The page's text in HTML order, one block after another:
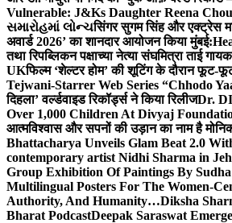
Vulnerable: J&Ks Daughter Reena
સમારોહમાં લોન્ચसिंगर सुगम सिंह और एक्ट्रेस
अवार्ड 2026’ का शानदार आयोजन किया मुंबई:
तथा रिपब्लिकन पक्षाच्या नेत्या संघमित्रा ताई
UKफिल्म ‘शेल्टर होम’ की शूटिंग के दौरान फूट-
Tejwani-Starrer Web Series “Chhodo
दिहला’ वर्ल्डवाइड रिकॉर्ड्स ने किया रिलीजDr.
Over 1,000 Children At Divyaj
आत्मविश्वास और सपनों की उड़ान का नाम है
Bhattacharya Unveils Glam Beat 2.0
contemporary artist Nidhi Sharma in
Group Exhibition Of Paintings By
Multilingual Posters For The Women-
Authority, And Humanity…Diksha
Bharat PodcastDeepak Saraswat